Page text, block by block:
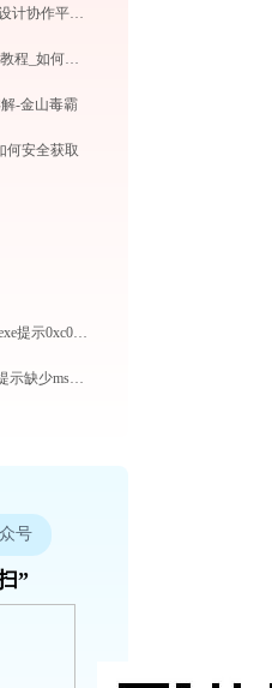
-金山毒霸
何安全获取
号
”